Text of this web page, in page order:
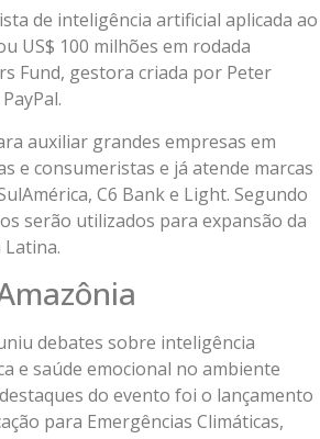
de inteligência artificial aplicada ao
US$ 100 milhões em rodada
Fund, gestora criada por Peter
auxiliar grandes empresas em
e consumeristas e já atende marcas
C6 Bank e Light. Segundo
serão utilizados para expansão da
debates sobre inteligência
e saúde emocional no ambiente
do evento foi o lançamento
para Emergências Climáticas,